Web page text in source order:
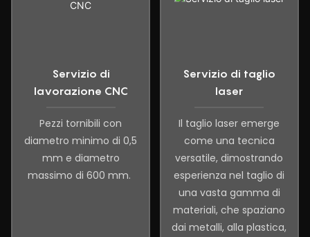
Servizio di
lavorazione CNC
Pezzi tornibili con
diametro minimo di 0,5
mm e diametro
massimo di 600 mm.
Servizio di taglio
laser
Il taglio laser emerge
come una tecnica
versatile, dimostrando
esperienza nel taglio di
una vasta gamma di
materiali, che spaziano
dai metalli, alla plastica,